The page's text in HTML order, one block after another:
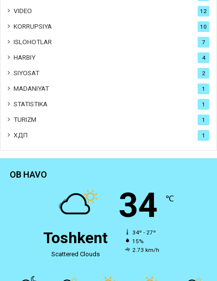
VIDEO 12
KORRUPSIYA 10
ISLOHOTLAR 7
HARBIY 4
SIYOSAT 2
MADANIYAT 1
STATISTIKA 1
TURIZM 1
ХДП 1
OB HAVO
Toshkent
Scattered Clouds
34 ℃
34º - 27º
15%
2.73 km/h